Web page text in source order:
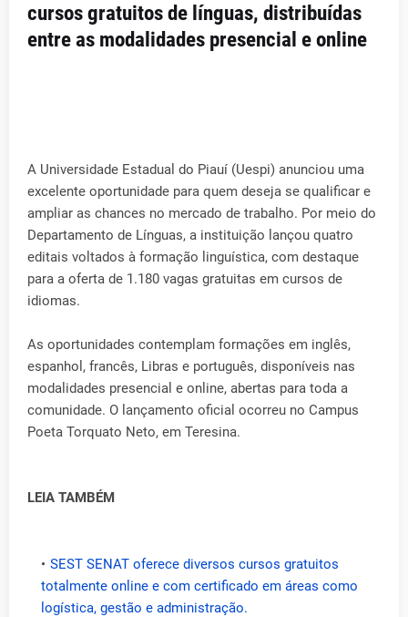
cursos gratuitos de línguas, distribuídas
entre as modalidades presencial e online
A Universidade Estadual do Piauí (Uespi) anunciou uma
excelente oportunidade para quem deseja se qualificar e
ampliar as chances no mercado de trabalho. Por meio do
Departamento de Línguas, a instituição lançou quatro
editais voltados à formação linguística, com destaque
para a oferta de 1.180 vagas gratuitas em cursos de
idiomas.
As oportunidades contemplam formações em inglês,
espanhol, francês, Libras e português, disponíveis nas
modalidades presencial e online, abertas para toda a
comunidade. O lançamento oficial ocorreu no Campus
Poeta Torquato Neto, em Teresina.
LEIA TAMBÉM
SEST SENAT oferece diversos cursos gratuitos
totalmente online e com certificado em áreas como
logística, gestão e administração.